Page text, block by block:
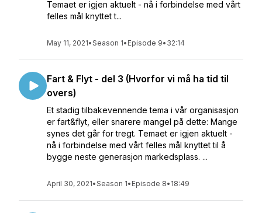
Temaet er igjen aktuelt - nå i forbindelse med vårt
felles mål knyttet t...
May 11, 2021•Season 1• Episode 9• 32:14
Fart & Flyt - del 3 (Hvorfor vi må ha tid til
overs)
Et stadig tilbakevennende tema i vår organisasjon
er fart&flyt, eller snarere mangel på dette: Mange
synes det går for tregt. Temaet er igjen aktuelt -
nå i forbindelse med vårt felles mål knyttet til å
bygge neste generasjon markedsplass. ...
April 30, 2021•Season 1• Episode 8• 18:49